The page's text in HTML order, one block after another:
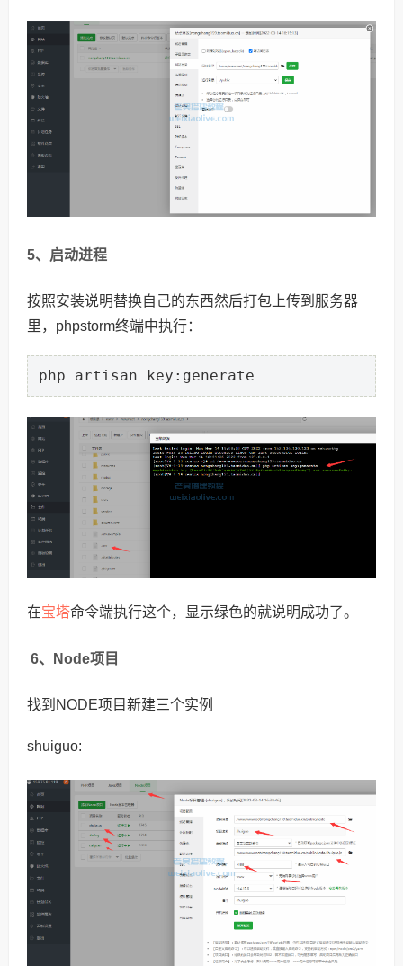
5、启动进程
按照安装说明替换自己的东西然后打包上传到服务器
里，phpstorm终端中执行：
php artisan key:generate
在宝塔命令端执行这个，显示绿色的就说明成功了。
6、Node项目
找到NODE项目新建三个实例
shuiguo: